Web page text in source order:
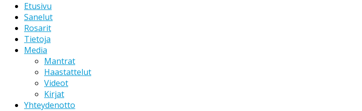
Etusivu
Sanelut
Rosarit
Tietoja
Media
Mantrat
Haastattelut
Videot
Kirjat
Yhteydenotto